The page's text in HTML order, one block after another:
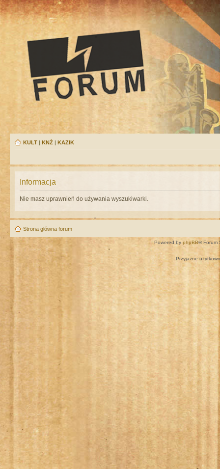
KULT | KNŻ | KAZIK
Informacja
Nie masz uprawnień do używania wyszukiwarki.
Strona główna forum
Powered by phpBB® Forum
Przyjazne